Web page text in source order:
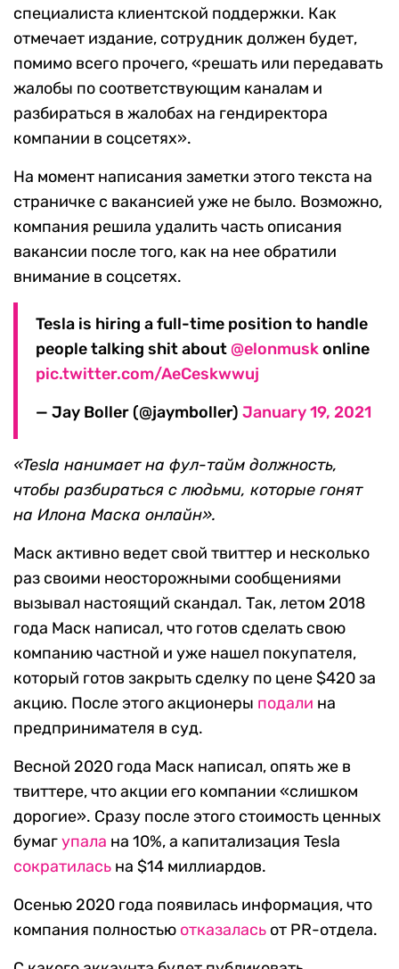
специалиста клиентской поддержки. Как
отмечает издание, сотрудник должен будет,
помимо всего прочего, «решать или передавать
жалобы по соответствующим каналам и
разбираться в жалобах на гендиректора
компании в соцсетях».
На момент написания заметки этого текста на
страничке с вакансией уже не было. Возможно,
компания решила удалить часть описания
вакансии после того, как на нее обратили
внимание в соцсетях.
Tesla is hiring a full-time position to handle
people talking shit about @elonmuskonline
pic.twitter.com/AeCeskwwuj
— Jay Boller (@jaymboller) January 19, 2021
«Tesla нанимает на фул-тайм должность,
чтобы разбираться с людьми, которые гонят
на Илона Маска онлайн».
Маск активно ведет свой твиттер и несколько
раз своими неосторожными сообщениями
вызывал настоящий скандал. Так, летом 2018
года Маск написал, что готов сделать свою
компанию частной и уже нашел покупателя,
который готов закрыть сделку по цене $420 за
акцию. После этого акционеры подали на
предпринимателя в суд.
Весной 2020 года Маск написал, опять же в
твиттере, что акции его компании «слишком
дорогие». Сразу после этого стоимость ценных
бумагупала на 10%, а капитализация Tesla
сократилась на $14 миллиардов.
Осенью 2020 года появилась информация, что
компания полностью отказалась от PR-отдела.